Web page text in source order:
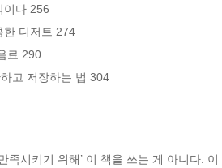
이다 256
한 디저트 274
료 290
고 저장하는 법 304
족시키기 위해’ 이 책을 쓰는 게 아니다.